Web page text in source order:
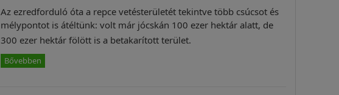
Az ezredforduló óta a repce vetésterületét tekintve több csúcsot és
mélypontot is átéltünk: volt már jócskán 100 ezer hektár alatt, de
300 ezer hektár fölött is a betakarított terület.
Bővebben